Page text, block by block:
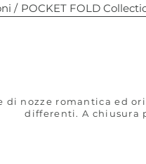
/ POCKET FOLD
di nozze romantica ed
differenti. A chiusura